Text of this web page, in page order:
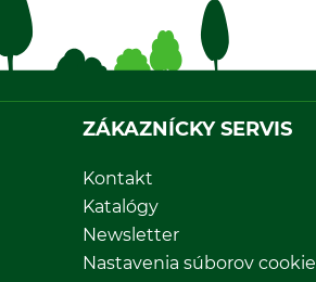
ZÁKAZNÍCKY SERVIS
Kontakt
Katalógy
Newsletter
Nastavenia súborov cookie